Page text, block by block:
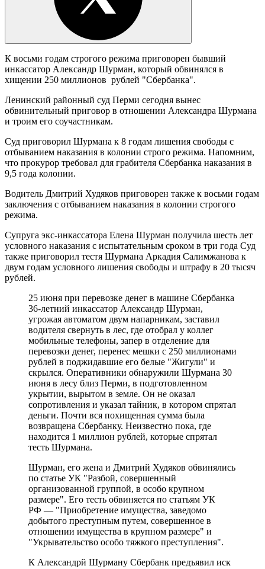
К восьми годам строгого режима приговорен бывший
инкассатор Александр Шурман, который обвинялся в
хищении 250 миллионов рублей "Сбербанка".
Ленинский районный суд Перми сегодня вынес
обвинительный приговор в отношении Александра Шурмана
и троим его соучастникам.
Суд приговорил Шурмана к 8 годам лишения свободы с
отбыванием наказания в колонии строго режима. Напомним,
что прокурор требовал для грабителя Сбербанка наказания в
9,5 года колонии.
Водитель Дмитрий Худяков приговорен также к восьми годам
заключения с отбыванием наказания в колонии строгого
режима.
Супруга экс-инкассатора Елена Шурман получила шесть лет
условного наказания с испытательным сроком в три года Суд
также приговорил тестя Шурмана Аркадия Салимжанова к
двум годам условного лишения свободы и штрафу в 20 тысяч
рублей.
25 июня при перевозке денег в машине Сбербанка
36-летний инкассатор Александр Шурман,
угрожая автоматом двум напарникам, заставил
водителя свернуть в лес, где отобрал у коллег
мобильные телефоны, запер в отделение для
перевозки денег, перенес мешки с 250 миллионами
рублей в поджидавшие его белые "Жигули" и
скрылся. Оперативники обнаружили Шурмана 30
июня в лесу близ Перми, в подготовленном
укрытии, вырытом в земле. Он не оказал
сопротивления и указал тайник, в котором спрятал
деньги. Почти вся похищенная сумма была
возвращена Сбербанку. Неизвестно пока, где
находится 1 миллион рублей, которые спрятал
тесть Шурмана.
Шурман, его жена и Дмитрий Худяков обвинялись
по статье УК "Разбой, совершенный
организованной группой, в особо крупном
размере". Его тесть обвиняется по статьям УК
РФ — "Приобретение имущества, заведомо
добытого преступным путем, совершенное в
отношении имущества в крупном размере" и
"Укрывательство особо тяжкого преступления".
К Александрй Шурману Сбербанк предъявил иск